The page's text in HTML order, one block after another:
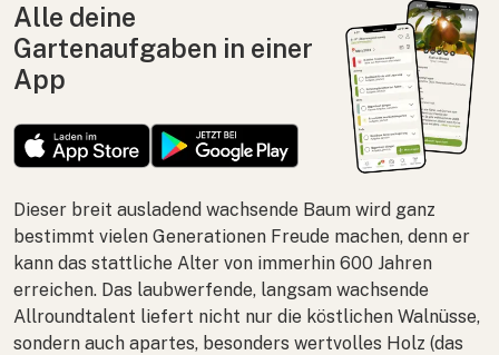
Alle deine
Gartenaufgaben in einer
App
Dieser breit ausladend wachsende Baum wird ganz
bestimmt vielen Generationen Freude machen, denn er
kann das stattliche Alter von immerhin 600 Jahren
erreichen. Das laubwerfende, langsam wachsende
Allroundtalent liefert nicht nur die köstlichen Walnüsse,
sondern auch apartes, besonders wertvolles Holz (das